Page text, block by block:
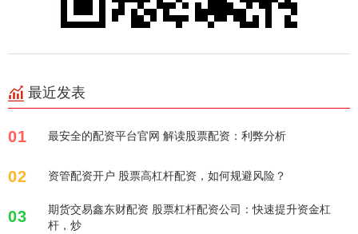
最近发表
01 最安全的配资平台官网 解读股票配资：利弊分析
02 资管配资开户 股票高杠杆配资，如何规避风险？
03
期货交易鑫东财配资 股票杠杆配资公司：快速提升资金杠
杆，炒